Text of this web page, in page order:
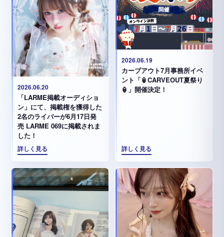
2026.06.20
「LARME掲載オーディショ
ン」にて、掲載権を獲得した
2名のライバーが6月17日発
売 LARME 069に掲載されま
した！
詳しく見る
2026.06.19
カーブアウト7月事務所イベ
ント「🏮CARVEOUT夏祭り
🏮」開催決定！
詳しく見る